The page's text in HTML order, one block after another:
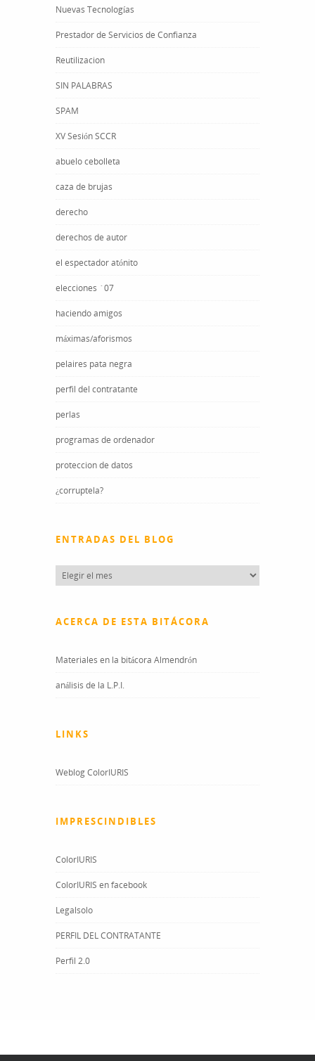
Nuevas Tecnologías
Prestador de Servicios de Confianza
Reutilizacion
SIN PALABRAS
SPAM
XV Sesión SCCR
abuelo cebolleta
caza de brujas
derecho
derechos de autor
el espectador atónito
elecciones ´07
haciendo amigos
máximas/aforismos
pelaires pata negra
perfil del contratante
perlas
programas de ordenador
proteccion de datos
¿corruptela?
ENTRADAS DEL BLOG
Entradas
del
ACERCA DE ESTA BITÁCORA
Materiales en la bitácora Almendrón
análisis de la L.P.I.
LINKS
Weblog ColorIURIS
IMPRESCINDIBLES
ColorIURIS
ColorIURIS en facebook
Legalsolo
PERFIL DEL CONTRATANTE
Perfil 2.0